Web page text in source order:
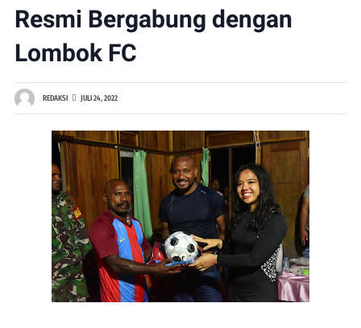
Resmi Bergabung dengan
Lombok FC
REDAKSI JULI 24, 2022